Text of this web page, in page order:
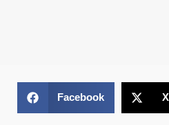
Facebook X